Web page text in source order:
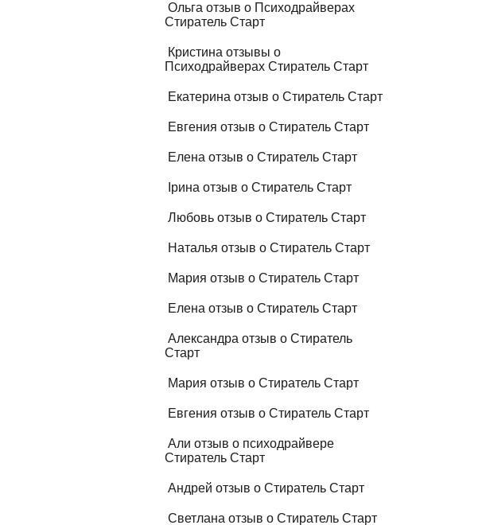
Ольга отзыв о Психодрайверах
Стиратель Старт
Кристина отзывы о
Психодрайверах Стиратель Старт
Екатерина отзыв о Стиратель Старт
Евгения отзыв о Стиратель Старт
Елена отзыв о Стиратель Старт
Ірина отзыв о Стиратель Старт
Любовь отзыв о Стиратель Старт
Наталья отзыв о Стиратель Старт
Мария отзыв о Стиратель Старт
Елена отзыв о Стиратель Старт
Александра отзыв о Стиратель
Старт
Мария отзыв о Стиратель Старт
Евгения отзыв о Стиратель Старт
Али отзыв о психодрайвере
Стиратель Старт
Андрей отзыв о Стиратель Старт
Светлана отзыв о Стиратель Старт